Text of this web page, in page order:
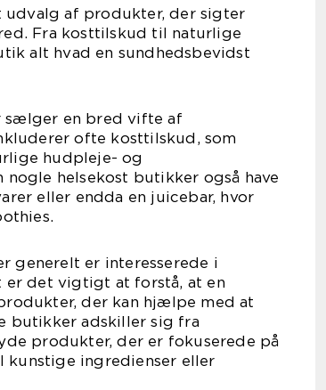
af produkter, der sigter
Fra kosttilskud til naturlige
alt hvad en sundhedsbevidst
sælger en bred vifte af
ofte kosttilskud, som
hudpleje- og
helsekost butikker også have
eller endda en juicebar, hvor
generelt er interesserede i
er det vigtigt at forstå, at en
der kan hjælpe med at
butikker adskiller sig fra
produkter, der er fokuserede på
ingredienser eller